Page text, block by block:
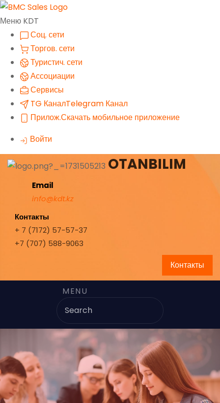
Меню KDT
Соц. сети
Торгов. сети
Туристич. сети
Ассоциации
Сервисы
TG КаналTelegram Канал
Прилож.Скачать мобильное приложение
Войти
OTANBILIM
Email
info@kdt.kz
Контакты
+ 7 (7172) 57-57-37
+7 (707) 588-9063
Контакты
MENU